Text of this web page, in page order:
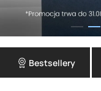
Bestsellery